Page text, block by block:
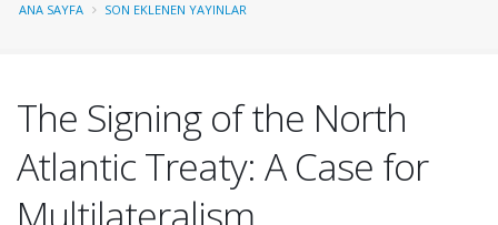
ANA SAYFA SON EKLENEN YAYINLAR
The Signing of the North
Atlantic Treaty: A Case for